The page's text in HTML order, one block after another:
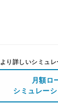
より詳しいシミュ
月額ロ
シミュレー